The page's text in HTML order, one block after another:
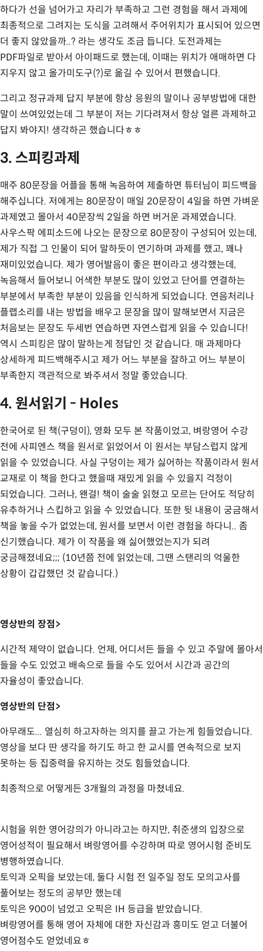
하다가 선을 넘어가고 자리가 부족하고 그런 경험을 해서 과제에
최종적으로 그려지는 도식을 고려해서 주어위치가 표시되어 있으면
더 좋지 않았을까..? 라는 생각도 조금 듭니다. 도전과제는
PDF파일로 받아서 아이패드로 했는데, 이때는 위치가 애매하면 다
지우지 않고 올가미도구(?)로 옮길 수 있어서 편했습니다.
그리고 정규과제 답지 부분에 항상 응원의 말이나 공부방법에 대한
말이 쓰여있었는데 그 부분이 저는 기다려져서 항상 얼른 과제하고
답지 봐야지! 생각하곤 했습니다ㅎㅎ
3. 스피킹과제
매주 80문장을 어플을 통해 녹음하여 제출하면 튜터님이 피드백을
해주십니다. 저에게는 80문장이 매일 20문장이 4일을 하면 가벼운
과제였고 몰아서 40문장씩 2일을 하면 버거운 과제였습니다.
사우스팍 에피소드에 나오는 문장으로 80문장이 구성되어 있는데,
제가 직접 그 인물이 되어 말하듯이 연기하며 과제를 했고, 꽤나
재미있었습니다. 제가 영어발음이 좋은 편이라고 생각했는데,
녹음해서 들어보니 어색한 부분도 많이 있었고 단어를 연결하는
부분에서 부족한 부분이 있음을 인식하게 되었습니다. 연음처리나
플랩소리를 내는 방법을 배우고 문장을 많이 말해보면서 지금은
처음보는 문장도 두세번 연습하면 자연스럽게 읽을 수 있습니다!
역시 스피킹은 많이 말하는게 정답인 것 같습니다. 매 과제마다
상세하게 피드백해주시고 제가 어느 부분을 잘하고 어느 부분이
부족한지 객관적으로 봐주셔서 정말 좋았습니다.
4. 원서읽기 - Holes
한국어로 된 책(구덩이), 영화 모두 본 작품이었고, 벼랑영어 수강
전에 사피엔스 책을 원서로 읽었어서 이 원서는 부담스럽지 않게
읽을 수 있었습니다. 사실 구덩이는 제가 싫어하는 작품이라서 원서
교재로 이 책을 한다고 했을때 재밌게 읽을 수 있을지 걱정이
되었습니다. 그러나, 왠걸! 책이 술술 읽혔고 모르는 단어도 적당히
유추하거나 스킵하고 읽을 수 있었습니다. 또한 뒷 내용이 궁금해서
책을 놓을 수가 없었는데, 원서를 보면서 이런 경험을 하다니.. 좀
신기했습니다. 제가 이 작품을 왜 싫어했었는지가 되려
궁금해졌네요;;; (10년쯤 전에 읽었는데, 그땐 스탠리의 억울한
상황이 갑갑했던 것 같습니다.)
영상반의 장점>
시간적 제약이 없습니다. 언제, 어디서든 들을 수 있고 주말에 몰아서
들을 수도 있었고 배속으로 들을 수도 있어서 시간과 공간의
자율성이 좋았습니다.
영상반의 단점>
아무래도... 열심히 하고자하는 의지를 끌고 가는게 힘들었습니다.
영상을 보다 딴 생각을 하기도 하고 한 교시를 연속적으로 보지
못하는 등 집중력을 유지하는 것도 힘들었습니다.
최종적으로 어떻게든 3개월의 과정을 마쳤네요.
시험을 위한 영어강의가 아니라고는 하지만, 취준생의 입장으로
영어성적이 필요해서 벼랑영어를 수강하며 따로 영어시험 준비도
병행하였습니다.
토익과 오픽을 보았는데, 둘다 시험 전 일주일 정도 모의고사를
풀어보는 정도의 공부만 했는데
토익은 900이 넘었고 오픽은 IH 등급을 받았습니다.
벼랑영어를 통해 영어 자체에 대한 자신감과 흥미도 얻고 더불어
영어점수도 얻었네요ㅎ